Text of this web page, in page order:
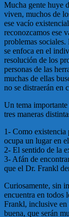
Mucha gente huye
viven, muchos de
ese vacío
reconozcamos ese
problemas
se enfoca en el
resolución de los
personas de las
muchas de ellas
no se distraerán en
Un tema
tres maneras
1- Como existencia
ocupa un lugar en
2- El sentido de la
3- Afán de
que el Dr. Frankl
Curiosamente, sin
encuentra en todos
Frankl, inclusive en
buena, que serán